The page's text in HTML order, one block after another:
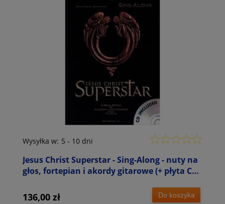
Jesus Christ Superstar - Sing-Along - nuty na
głos, fortepian i akordy gitarowe (+ płyta CD)
Wysyłka w: 5 - 10 dni
136,00 zł Do koszyka